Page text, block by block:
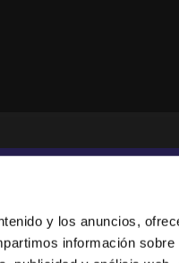
y los anuncios,
información sobre